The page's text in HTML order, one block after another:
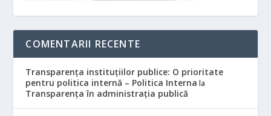
COMENTARII RECENTE
Transparența instituțiilor publice: O prioritate
pentru politica internă – Politica Interna la
Transparența în administrația publică